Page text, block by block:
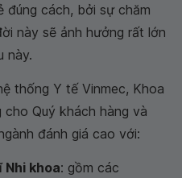
đúng cách, bởi sự chăm
này sẽ ảnh hưởng rất lớn
này.
thống Y tế Vinmec, Khoa
cho Quý khách hàng và
đánh giá cao với:
Nhi khoa: gồm các